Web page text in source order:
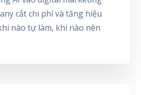
cắt chi phí và tăng hiệu
nào tự làm, khi nào nên